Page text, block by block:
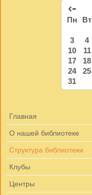
‹-
Пн Вт
3
4
10
11
17
18
24
25
31
Главная
О нашей библиотеке
Структура библиотеки
Клубы
Центры